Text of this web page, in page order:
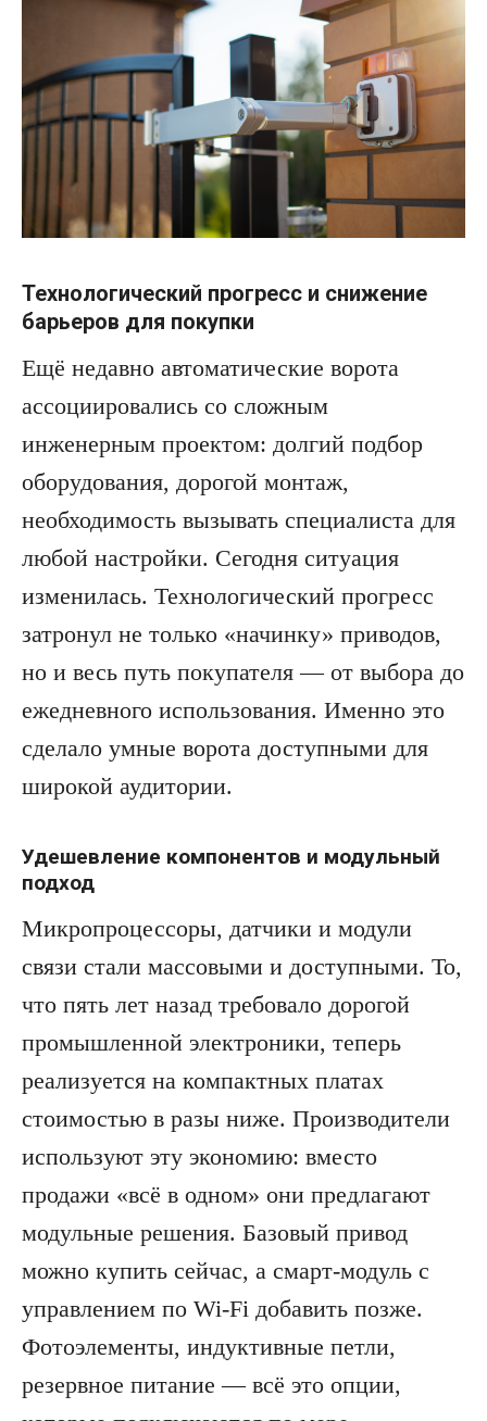
Технологический прогресс и снижение
барьеров для покупки
Ещё недавно автоматические ворота
ассоциировались со сложным
инженерным проектом: долгий подбор
оборудования, дорогой монтаж,
необходимость вызывать специалиста для
любой настройки. Сегодня ситуация
изменилась. Технологический прогресс
затронул не только «начинку» приводов,
но и весь путь покупателя — от выбора до
ежедневного использования. Именно это
сделало умные ворота доступными для
широкой аудитории.
Удешевление компонентов и модульный
подход
Микропроцессоры, датчики и модули
связи стали массовыми и доступными. То,
что пять лет назад требовало дорогой
промышленной электроники, теперь
реализуется на компактных платах
стоимостью в разы ниже. Производители
используют эту экономию: вместо
продажи «всё в одном» они предлагают
модульные решения. Базовый привод
можно купить сейчас, а смарт-модуль с
управлением по Wi-Fi добавить позже.
Фотоэлементы, индуктивные петли,
резервное питание — всё это опции,